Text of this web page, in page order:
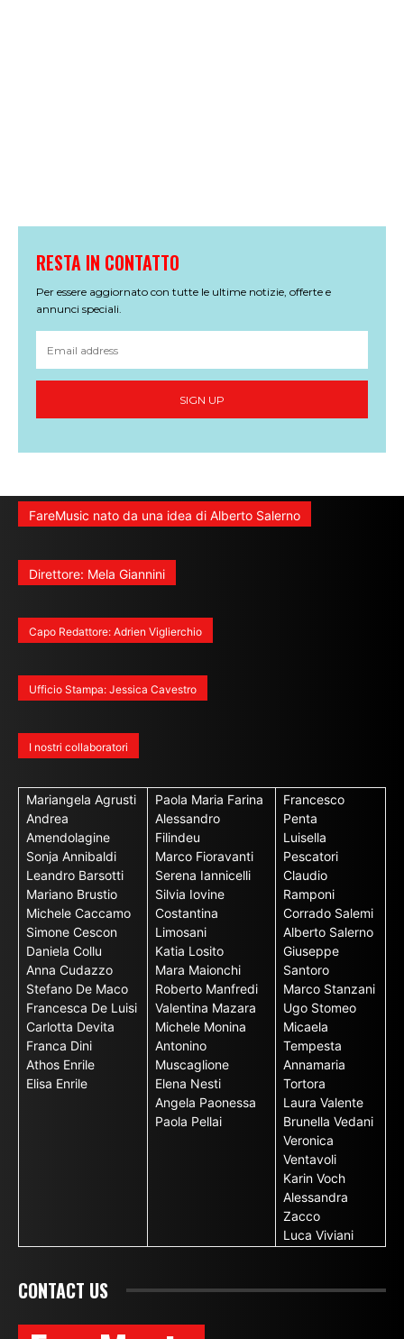
RESTA IN CONTATTO
Per essere aggiornato con tutte le ultime notizie, offerte e
annunci speciali.
SIGN UP
FareMusic nato da una idea di Alberto Salerno
Direttore: Mela Giannini
Capo Redattore: Adrien Viglierchio
Ufficio Stampa: Jessica Cavestro
I nostri collaboratori
Mariangela Agrusti
Andrea
Amendolagine
Sonja Annibaldi
Leandro Barsotti
Mariano Brustio
Michele Caccamo
Simone Cescon
Daniela Collu
Anna Cudazzo
Stefano De Maco
Francesca De Luisi
Carlotta Devita
Franca Dini
Athos Enrile
Elisa Enrile
Paola Maria Farina
Alessandro
Filindeu
Marco Fioravanti
Serena Iannicelli
Silvia Iovine
Costantina
Limosani
Katia Losito
Mara Maionchi
Roberto Manfredi
Valentina Mazara
Michele Monina
Antonino
Muscaglione
Elena Nesti
Angela Paonessa
Paola Pellai
Francesco
Penta
Luisella
Pescatori
Claudio
Ramponi
Corrado Salemi
Alberto Salerno
Giuseppe
Santoro
Marco Stanzani
Ugo Stomeo
Micaela
Tempesta
Annamaria
Tortora
Laura Valente
Brunella Vedani
Veronica
Ventavoli
Karin Voch
Alessandra
Zacco
Luca Viviani
CONTACT US